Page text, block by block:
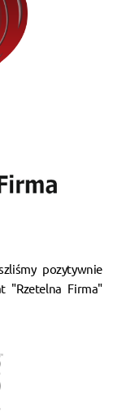
pozytywnie
"Rzetelna Firma"